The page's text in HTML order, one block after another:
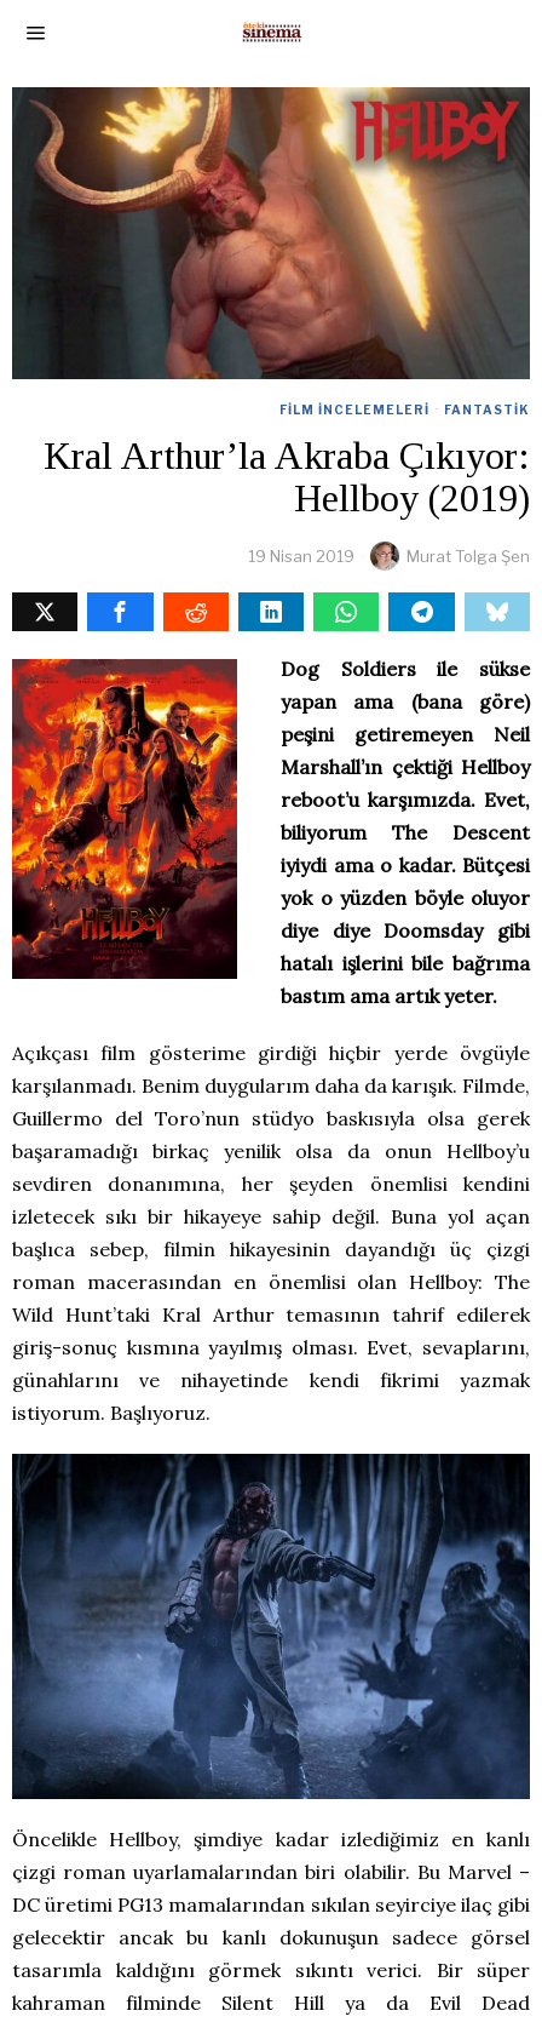
FILM İNCELEMELERI · FANTASTIK
Kral Arthur’la Akraba Çıkıyor:
Hellboy (2019)
19 Nisan 2019 Murat Tolga Şen
Dog Soldiers ile sükse
yapan ama (bana göre)
peşini getiremeyen Neil
Marshall’ın çektiği Hellboy
reboot’u karşımızda. Evet,
biliyorum The Descent
iyiydi ama o kadar. Bütçesi
yok o yüzden böyle oluyor
diye diye Doomsday gibi
hatalı işlerini bile bağrıma
bastım ama artık yeter.
Açıkçası film gösterime girdiği hiçbir yerde övgüyle
karşılanmadı. Benim duygularım daha da karışık. Filmde,
Guillermo del Toro’nun stüdyo baskısıyla olsa gerek
başaramadığı birkaç yenilik olsa da onun Hellboy’u
sevdiren donanımına, her şeyden önemlisi kendini
izletecek sıkı bir hikayeye sahip değil. Buna yol açan
başlıca sebep, filmin hikayesinin dayandığı üç çizgi
roman macerasından en önemlisi olan Hellboy: The
Wild Hunt’taki Kral Arthur temasının tahrif edilerek
giriş-sonuç kısmına yayılmış olması. Evet, sevaplarını,
günahlarını ve nihayetinde kendi fikrimi yazmak
istiyorum. Başlıyoruz.
Öncelikle Hellboy, şimdiye kadar izlediğimiz en kanlı
çizgi roman uyarlamalarından biri olabilir. Bu Marvel –
DC üretimi PG13 mamalarından sıkılan seyirciye ilaç gibi
gelecektir ancak bu kanlı dokunuşun sadece görsel
tasarımla kaldığını görmek sıkıntı verici. Bir süper
kahraman filminde Silent Hill ya da Evil Dead